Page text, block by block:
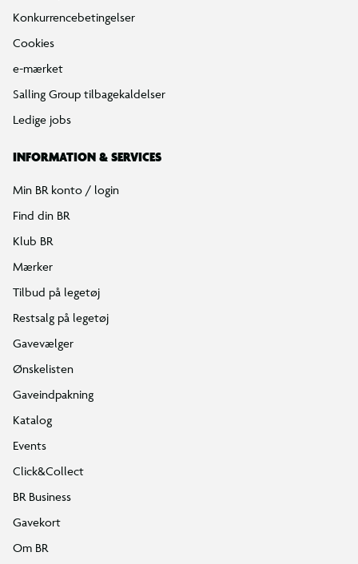
Konkurrencebetingelser
Cookies
e-mærket
Salling Group tilbagekaldelser
Ledige jobs
INFORMATION & SERVICES
Min BR konto / login
Find din BR
Klub BR
Mærker
Tilbud på legetøj
Restsalg på legetøj
Gavevælger
Ønskelisten
Gaveindpakning
Katalog
Events
Click&Collect
BR Business
Gavekort
Om BR